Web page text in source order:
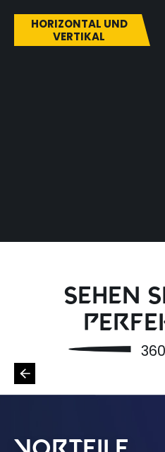
HORIZONTAL UND
VERTIKAL
Sehen